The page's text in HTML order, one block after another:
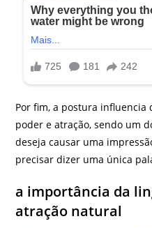
Por fim, a postura
poder e atração, sendo um
deseja causar uma
precisar dizer uma única
a importância da
atração natural